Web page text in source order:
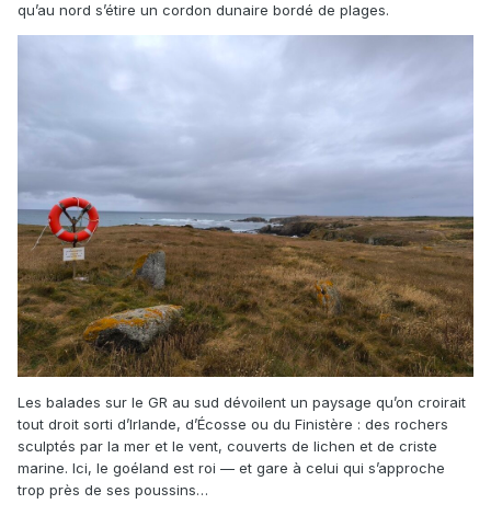
qu’au nord s’étire un cordon dunaire bordé de plages.
Les balades sur le GR au sud dévoilent un paysage qu’on croirait
tout droit sorti d’Irlande, d’Écosse ou du Finistère : des rochers
sculptés par la mer et le vent, couverts de lichen et de criste
marine. Ici, le goéland est roi — et gare à celui qui s’approche
trop près de ses poussins…